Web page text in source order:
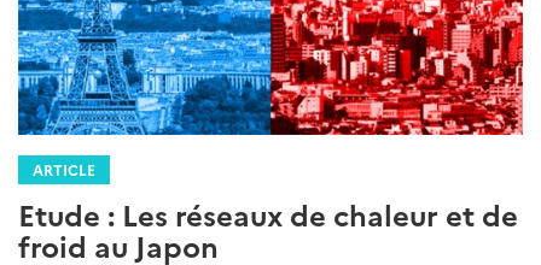
ARTICLE
Actualités Japon - Énergie,
Environnement, Transport,
Construction - Août 2018 (III)
Rédigé par : Pôle Développement durable - SER de Tokyo